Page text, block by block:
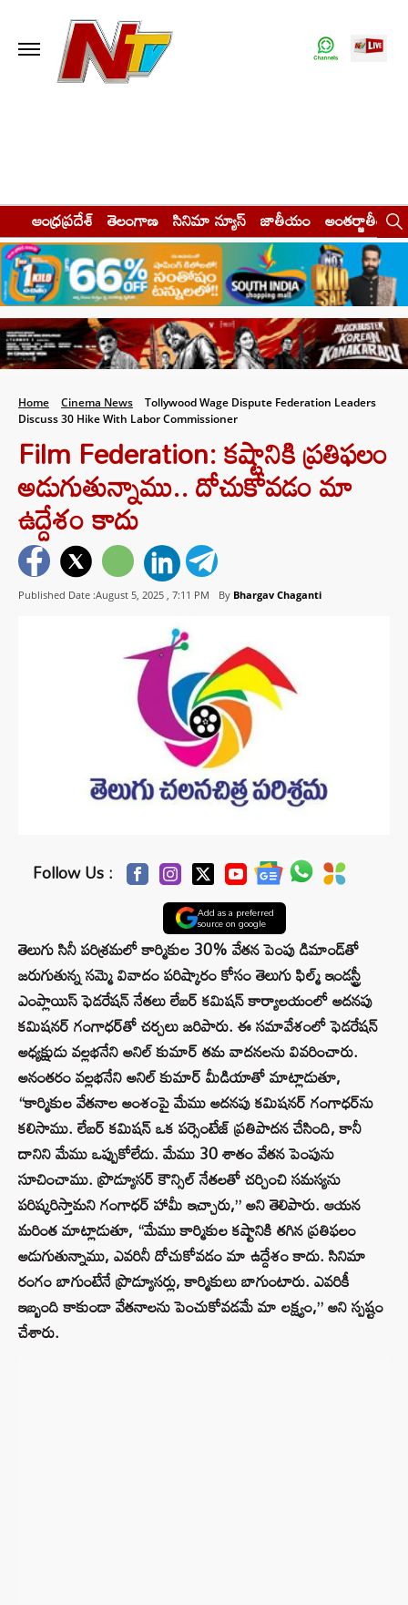
ఆంధ్రప్రదేశ్ తెలంగాణ సినిమా న్యూస్ జాతీయం అంతర్జాతీయం
Home Cinema News
Tollywood Wage Dispute Federation Leaders
Discuss 30 Hike With Labor Commissioner
Film Federation: కష్టానికి ప్రతిఫలం
అడుగుతున్నాము.. దోచుకోవడం మా
ఉద్దేశం కాదు
Published Date :August 5, 2025 , 7:11 PM By Bhargav Chaganti
Follow Us :
Add as a preferred
source on google
తెలుగు సినీ పరిశ్రమలో కార్మికుల 30% వేతన పెంపు డిమాండ్‌తో
జరుగుతున్న సమ్మె వివాదం పరిష్కారం కోసం తెలుగు ఫిల్మ్ ఇండస్ట్రీ
ఎంప్లాయిస్ ఫెడరేషన్ నేతలు లేబర్ కమిషన్ కార్యాలయంలో అదనపు
కమిషనర్ గంగాధర్‌తో చర్చలు జరిపారు. ఈ సమావేశంలో ఫెడరేషన్
అధ్యక్షుడు వల్లభనేని అనిల్ కుమార్ తమ వాదనలను వివరించారు.
అనంతరం వల్లభనేని అనిల్ కుమార్ మీడియాతో మాట్లాడుతూ,
“కార్మికుల వేతనాల అంశంపై మేము అదనపు కమిషనర్ గంగాధర్‌ను
కలిసాము. లేబర్ కమిషన్ ఒక పర్సెంటేజ్ ప్రతిపాదన చేసింది, కానీ
దానిని మేము ఒప్పుకోలేదు. మేము 30 శాతం వేతన పెంపును
సూచించాము. ప్రొడ్యూసర్ కౌన్సిల్ నేతలతో చర్చించి సమస్యను
పరిష్కరిస్తామని గంగాధర్ హామీ ఇచ్చారు,” అని తెలిపారు. ఆయన
మరింత మాట్లాడుతూ, “మేము కార్మికుల కష్టానికి తగిన ప్రతిఫలం
అడుగుతున్నాము, ఎవరినీ దోచుకోవడం మా ఉద్దేశం కాదు. సినిమా
రంగం బాగుంటేనే ప్రొడ్యూసర్లు, కార్మికులు బాగుంటారు. ఎవరికీ
ఇబ్బంది కాకుండా వేతనాలను పెంచుకోవడమే మా లక్ష్యం,” అని స్పష్టం
చేశారు.